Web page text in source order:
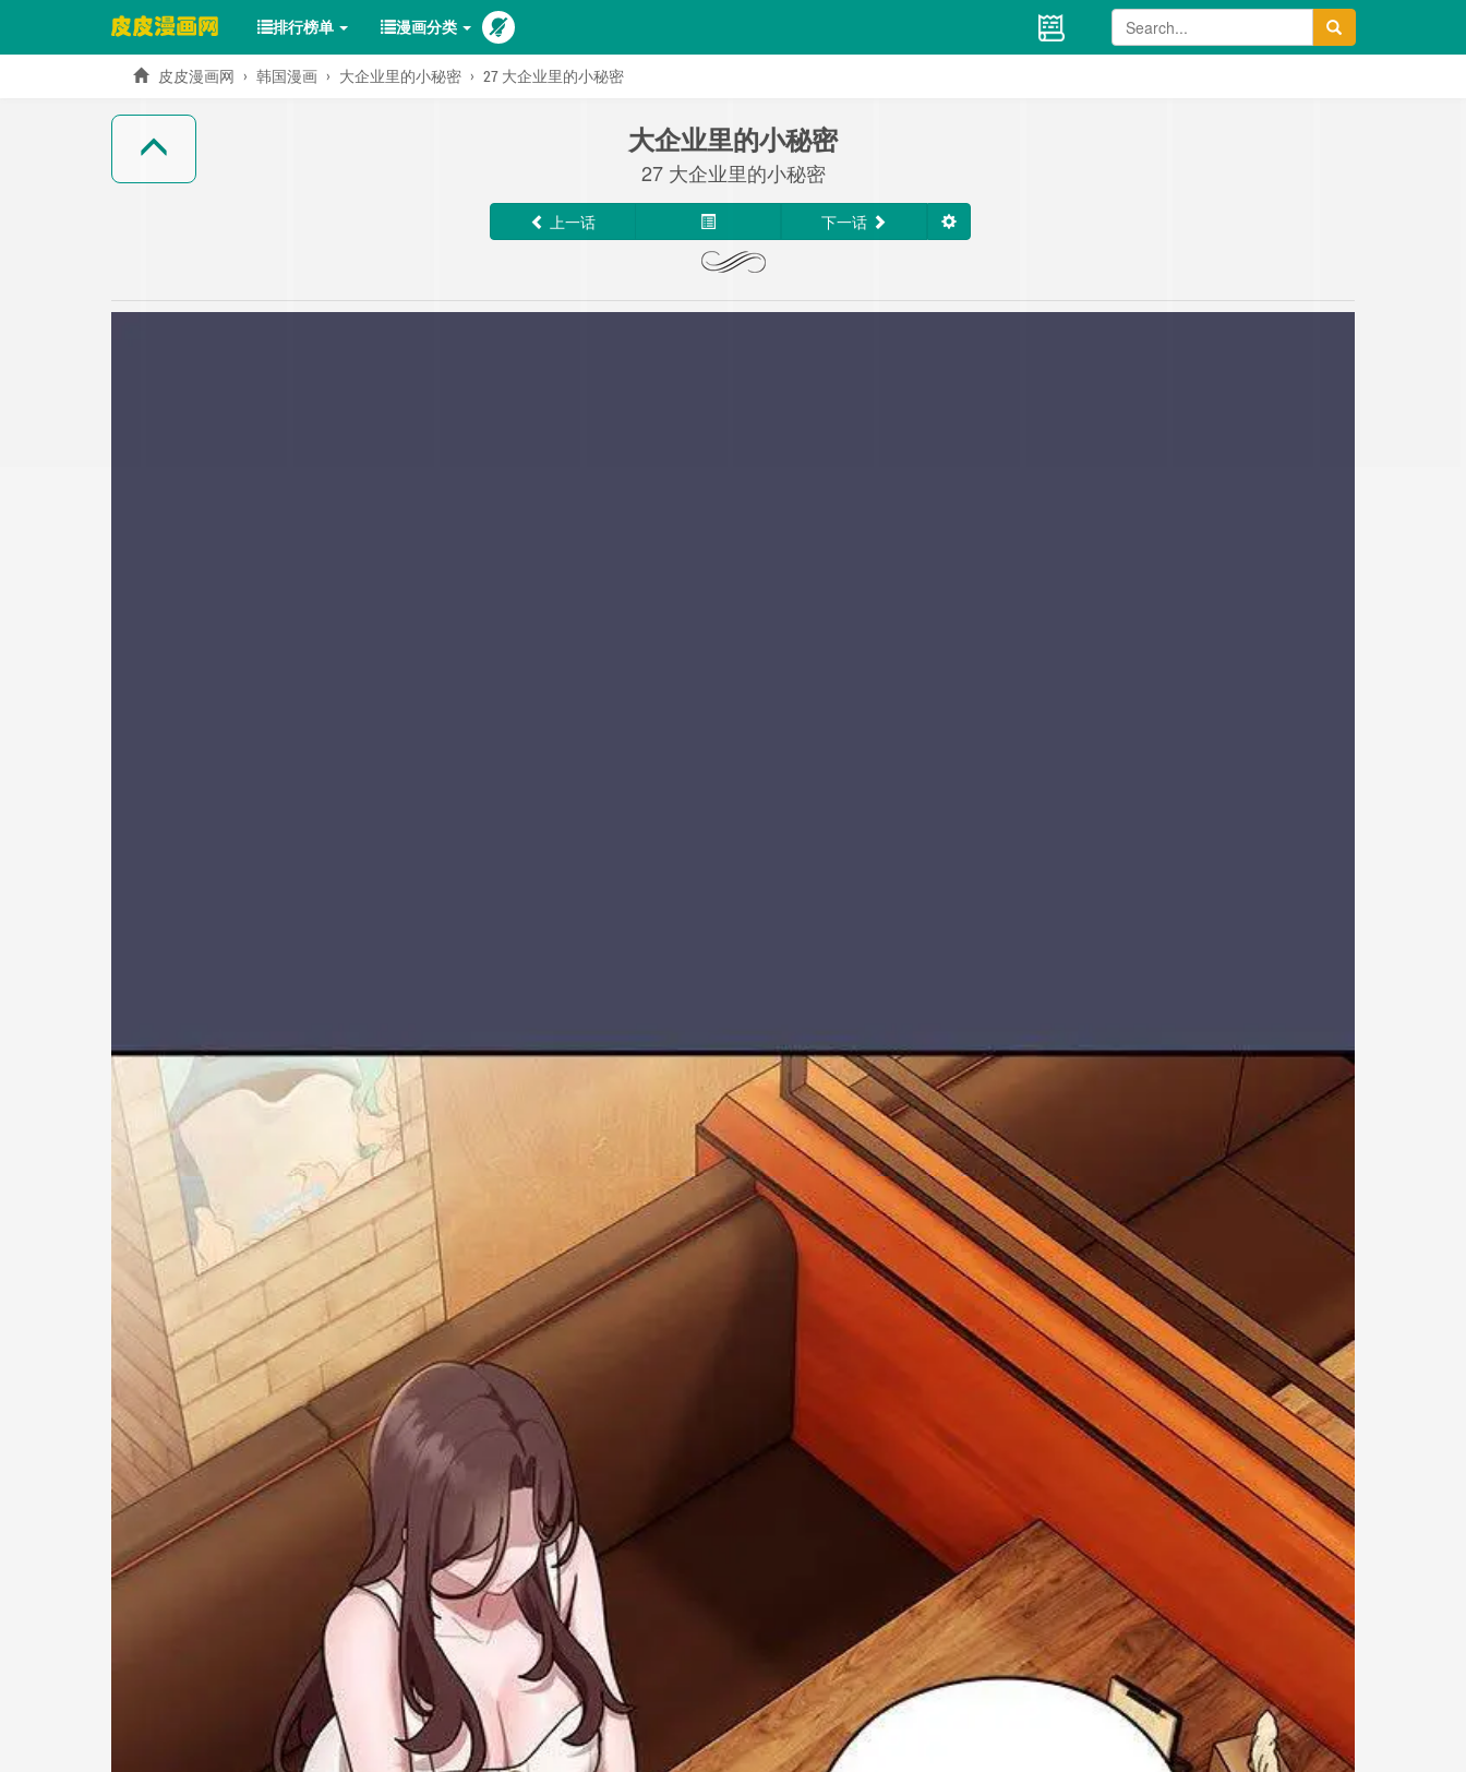
排行榜单 漫画分类
皮皮漫画网 韩国漫画 大企业里的小秘密 27 大企业里的小秘密
大企业里的小秘密
27 大企业里的小秘密
上一话 下一话